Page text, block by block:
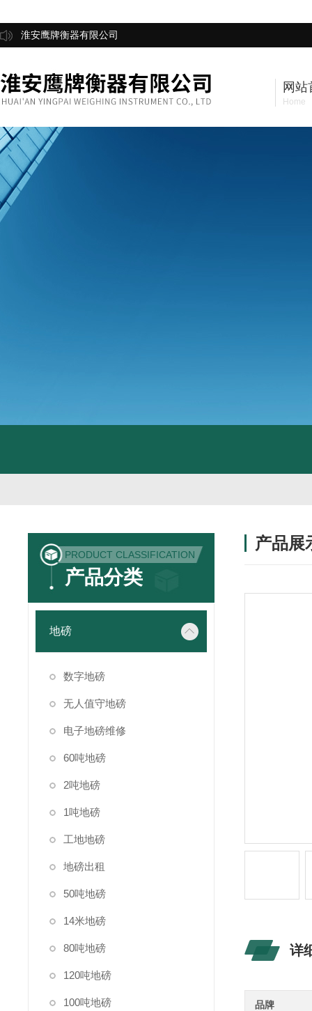
淮安鹰牌衡器有限公司
网站
Home
PRODUCT CLASSIFICATION
产品分类
地磅
数字地磅
无人值守地磅
电子地磅维修
60吨地磅
2吨地磅
1吨地磅
工地地磅
地磅出租
50吨地磅
14米地磅
80吨地磅
120吨地磅
100吨地磅
产品展
详
品牌